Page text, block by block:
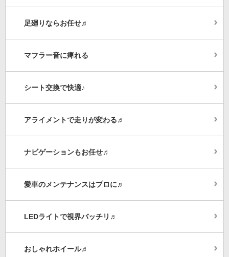
足廻りならお任せ♬
マフラー音に痺れる
シート交換で快適♪
アライメントで走りが変わる♬
ナビゲーションもお任せ♬
愛車のメンテナンスはプロに♬
LEDライトで視界バッチリ♬
おしゃれホイール♬